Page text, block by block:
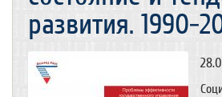
развития. 1990-